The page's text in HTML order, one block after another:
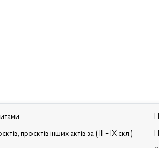
проєктів інших актів за ( III – IX скл.)